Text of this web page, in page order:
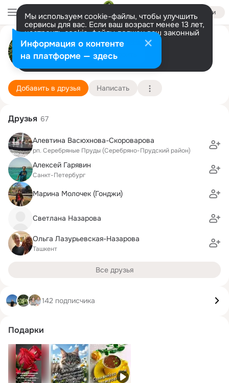
Войти
Мы используем cookie-файлы, чтобы улучшить
сервисы для вас. Если ваш возраст менее 13 лет,
настроить cookie-файлы должен ваш законный
представитель. Больше информации
Разрешить все Настроить
Галина Чапурина
Санкт-Петербург
Подробнее
Добавить в друзья Написать
Друзья 67
Алевтина Васюхнова-Скороварова
рп. Серебряные Пруды (Серебряно-Прудский район)
Алексей Гарявин
Санкт-Петербург
Марина Молочек (Гонджи)
Светлана Назарова
Ольга Лазурьевская-Назарова
Ташкент
Все друзья
142 подписчика
Подарки
Информация о контенте
на платформе — здесь